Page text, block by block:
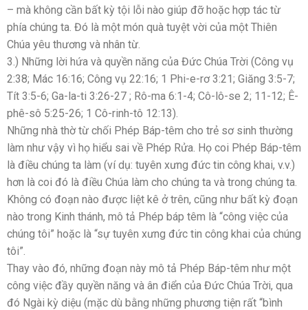
– mà không cần bất kỳ tội lỗi nào giúp đỡ hoặc hợp tác từ
phía chúng ta. Đó là một món quà tuyệt vời của một Thiên
Chúa yêu thương và nhân từ.
3.) Những lời hứa và quyền năng của Đức Chúa Trời (Công vụ
2:38; Mác 16:16; Công vụ 22:16; 1 Phi-e-rơ 3:21; Giăng 3:5-7;
Tít 3:5-6; Ga-la-ti 3:26-27 ; Rô-ma 6:1-4; Cô-lô-se 2; 11-12; Ê-
phê-sô 5:25-26; 1 Cô-rinh-tô 12:13).
Những nhà thờ từ chối Phép Báp-têm cho trẻ sơ sinh thường
làm như vậy vì họ hiểu sai về Phép Rửa. Họ coi Phép Báp-têm
là điều chúng ta làm (ví dụ: tuyên xưng đức tin công khai, v.v.)
hơn là coi đó là điều Chúa làm cho chúng ta và trong chúng ta.
Không có đoạn nào được liệt kê ở trên, cũng như bất kỳ đoạn
nào trong Kinh thánh, mô tả Phép báp têm là “công việc của
chúng tôi” hoặc là “sự tuyên xưng đức tin công khai của chúng
tôi”.
Thay vào đó, những đoạn này mô tả Phép Báp-têm như một
công việc đầy quyền năng và ân điển của Đức Chúa Trời, qua
đó Ngài kỳ diệu (mặc dù bằng những phương tiện rất “bình